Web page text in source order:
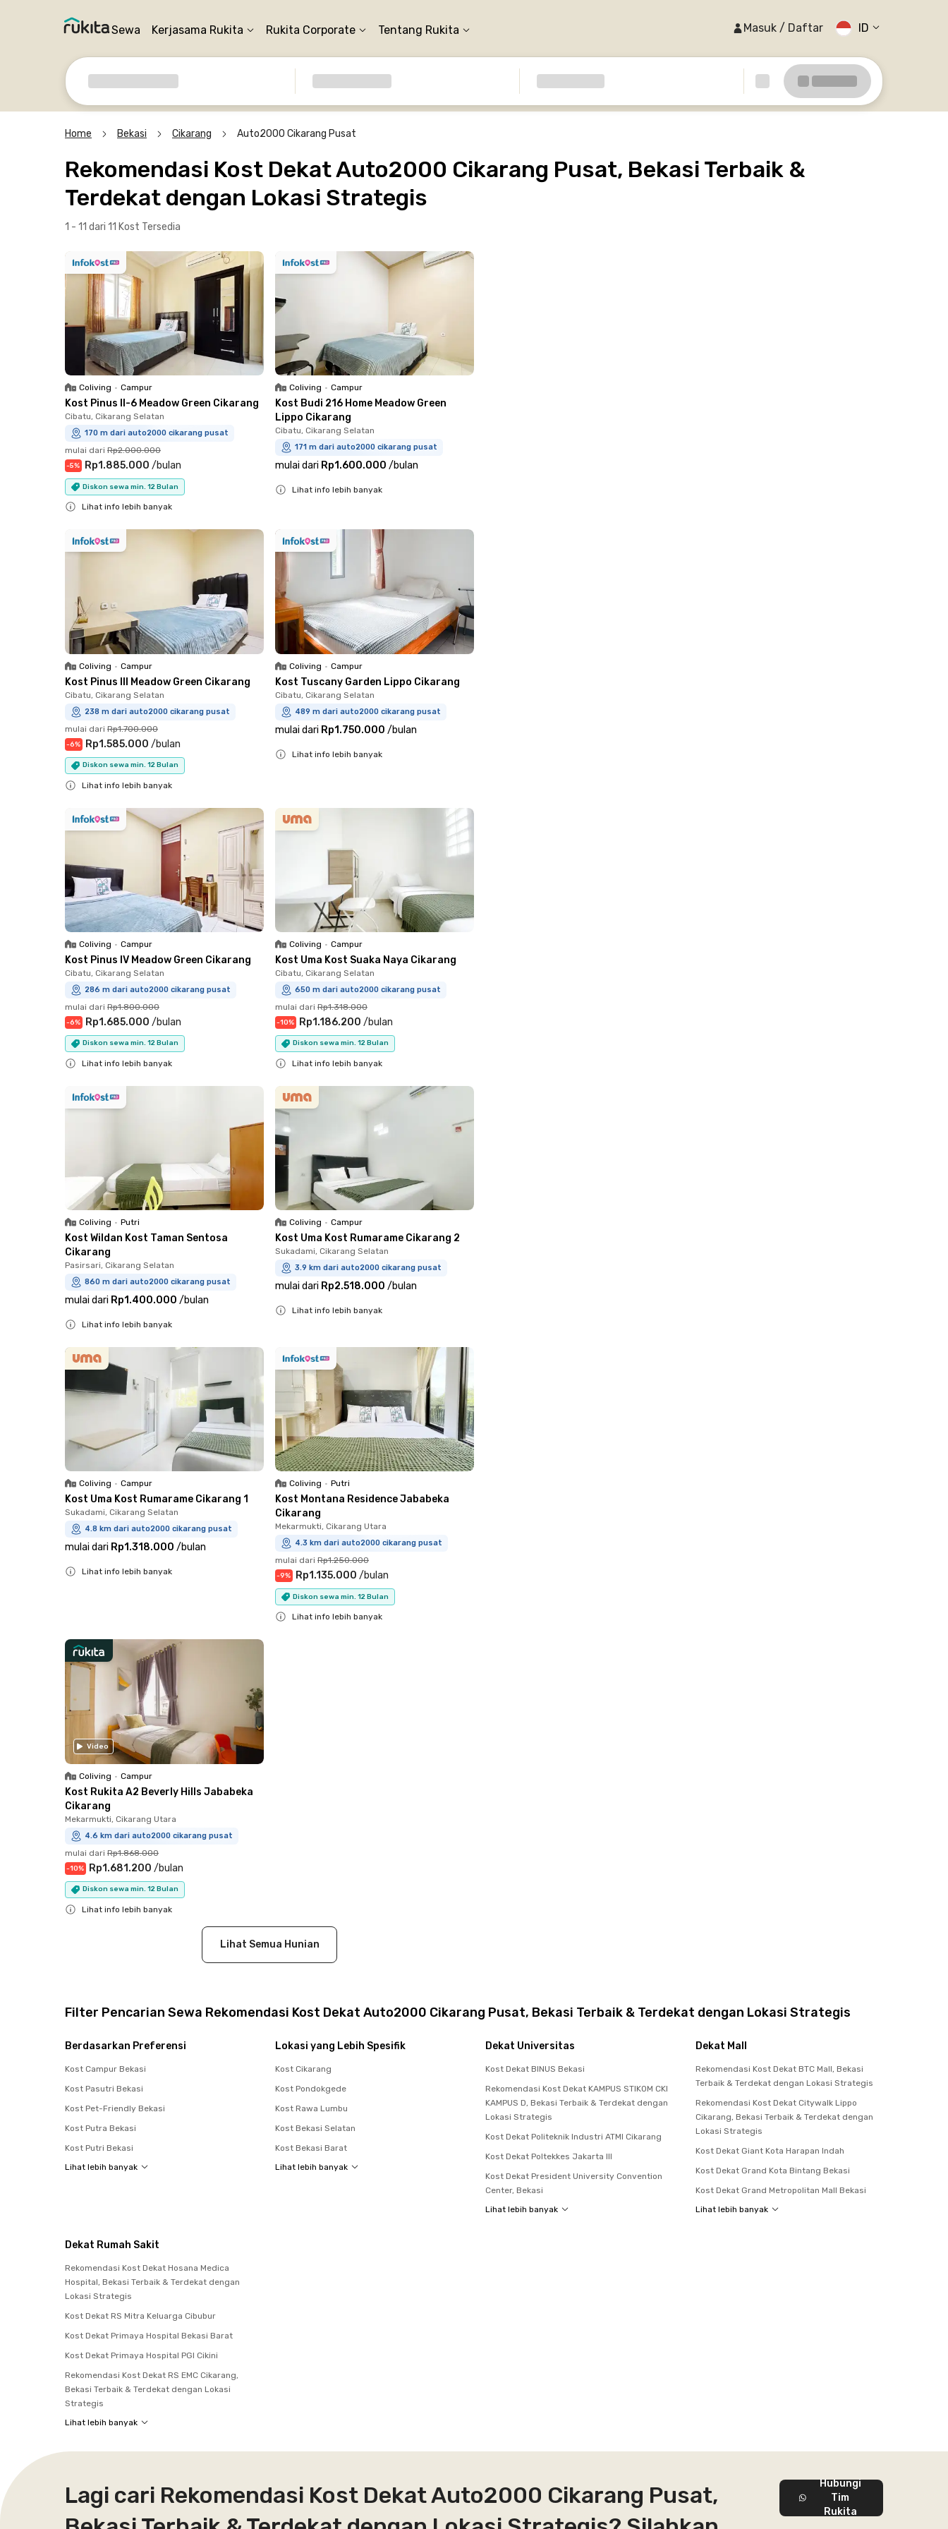
Sewa Kerjasama Rukita Rukita Corporate Tentang Rukita Masuk / Daftar ID
Home Bekasi Cikarang Auto2000 Cikarang Pusat
Rekomendasi Kost Dekat Auto2000 Cikarang Pusat, Bekasi Terbaik &
Terdekat dengan Lokasi Strategis
1 - 11 dari 11 Kost Tersedia
Coliving • Campur
Kost Pinus II-6 Meadow Green Cikarang
Cibatu, Cikarang Selatan
170 m dari auto2000 cikarang pusat
mulai dari Rp2.000.000
-5% Rp1.885.000 /bulan
Diskon sewa min. 12 Bulan
Lihat info lebih banyak
Coliving • Campur
Kost Budi 216 Home Meadow Green
Lippo Cikarang
Cibatu, Cikarang Selatan
171 m dari auto2000 cikarang pusat
mulai dari Rp1.600.000 /bulan
Lihat info lebih banyak
Coliving • Campur
Kost Pinus III Meadow Green Cikarang
Cibatu, Cikarang Selatan
238 m dari auto2000 cikarang pusat
mulai dari Rp1.700.000
-6% Rp1.585.000 /bulan
Diskon sewa min. 12 Bulan
Lihat info lebih banyak
Coliving • Campur
Kost Tuscany Garden Lippo Cikarang
Cibatu, Cikarang Selatan
489 m dari auto2000 cikarang pusat
mulai dari Rp1.750.000 /bulan
Lihat info lebih banyak
Coliving • Campur
Kost Pinus IV Meadow Green Cikarang
Cibatu, Cikarang Selatan
286 m dari auto2000 cikarang pusat
mulai dari Rp1.800.000
-6% Rp1.685.000 /bulan
Diskon sewa min. 12 Bulan
Lihat info lebih banyak
Coliving • Campur
Kost Uma Kost Suaka Naya Cikarang
Cibatu, Cikarang Selatan
650 m dari auto2000 cikarang pusat
mulai dari Rp1.318.000
-10% Rp1.186.200 /bulan
Diskon sewa min. 12 Bulan
Lihat info lebih banyak
Coliving • Putri
Kost Wildan Kost Taman Sentosa
Cikarang
Pasirsari, Cikarang Selatan
860 m dari auto2000 cikarang pusat
mulai dari Rp1.400.000 /bulan
Lihat info lebih banyak
Coliving • Campur
Kost Uma Kost Rumarame Cikarang 2
Sukadami, Cikarang Selatan
3.9 km dari auto2000 cikarang pusat
mulai dari Rp2.518.000 /bulan
Lihat info lebih banyak
Coliving • Campur
Kost Uma Kost Rumarame Cikarang 1
Sukadami, Cikarang Selatan
4.8 km dari auto2000 cikarang pusat
mulai dari Rp1.318.000 /bulan
Lihat info lebih banyak
Coliving • Putri
Kost Montana Residence Jababeka
Cikarang
Mekarmukti, Cikarang Utara
4.3 km dari auto2000 cikarang pusat
mulai dari Rp1.250.000
-9% Rp1.135.000 /bulan
Diskon sewa min. 12 Bulan
Lihat info lebih banyak
Video
Coliving • Campur
Kost Rukita A2 Beverly Hills Jababeka
Cikarang
Mekarmukti, Cikarang Utara
4.6 km dari auto2000 cikarang pusat
mulai dari Rp1.868.000
-10% Rp1.681.200 /bulan
Diskon sewa min. 12 Bulan
Lihat info lebih banyak
Lihat Semua Hunian
Filter Pencarian Sewa Rekomendasi Kost Dekat Auto2000 Cikarang Pusat, Bekasi Terbaik & Terdekat dengan Lokasi Strategis
Berdasarkan Preferensi
Kost Campur Bekasi
Kost Pasutri Bekasi
Kost Pet-Friendly Bekasi
Kost Putra Bekasi
Kost Putri Bekasi
Lihat lebih banyak
Lokasi yang Lebih Spesifik
Kost Cikarang
Kost Pondokgede
Kost Rawa Lumbu
Kost Bekasi Selatan
Kost Bekasi Barat
Lihat lebih banyak
Dekat Universitas
Kost Dekat BINUS Bekasi
Rekomendasi Kost Dekat KAMPUS STIKOM CKI
KAMPUS D, Bekasi Terbaik & Terdekat dengan
Lokasi Strategis
Kost Dekat Politeknik Industri ATMI Cikarang
Kost Dekat Poltekkes Jakarta III
Kost Dekat President University Convention
Center, Bekasi
Lihat lebih banyak
Dekat Mall
Rekomendasi Kost Dekat BTC Mall, Bekasi
Terbaik & Terdekat dengan Lokasi Strategis
Rekomendasi Kost Dekat Citywalk Lippo
Cikarang, Bekasi Terbaik & Terdekat dengan
Lokasi Strategis
Kost Dekat Giant Kota Harapan Indah
Kost Dekat Grand Kota Bintang Bekasi
Kost Dekat Grand Metropolitan Mall Bekasi
Lihat lebih banyak
Dekat Rumah Sakit
Rekomendasi Kost Dekat Hosana Medica
Hospital, Bekasi Terbaik & Terdekat dengan
Lokasi Strategis
Kost Dekat RS Mitra Keluarga Cibubur
Kost Dekat Primaya Hospital Bekasi Barat
Kost Dekat Primaya Hospital PGI Cikini
Rekomendasi Kost Dekat RS EMC Cikarang,
Bekasi Terbaik & Terdekat dengan Lokasi
Strategis
Lihat lebih banyak
Lagi cari Rekomendasi Kost Dekat Auto2000 Cikarang Pusat,
Hubungi
Tim
Rukita